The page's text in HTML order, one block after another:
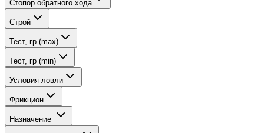
Стопор обратного хода
Строй
Тест, гр (max)
Тест, гр (min)
Условия ловли
Фрикцион
Назначение